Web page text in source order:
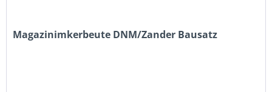
Magazinimkerbeute DNM/Zander Bausatz